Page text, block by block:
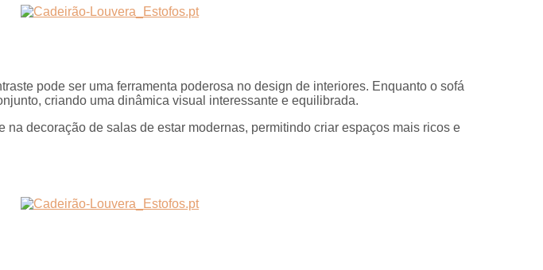
pode ser uma ferramenta poderosa no design de interiores. Enquanto o sofá
criando uma dinâmica visual interessante e equilibrada.
na decoração de salas de estar modernas, permitindo criar espaços mais ricos e